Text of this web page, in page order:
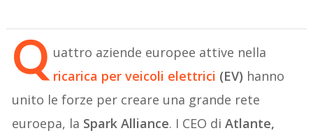
Q uattro aziende europee attive nella
ricarica per veicoli elettrici (EV) hanno
unito le forze per creare una grande rete
euroepa, la Spark Alliance. I CEO diAtlante,